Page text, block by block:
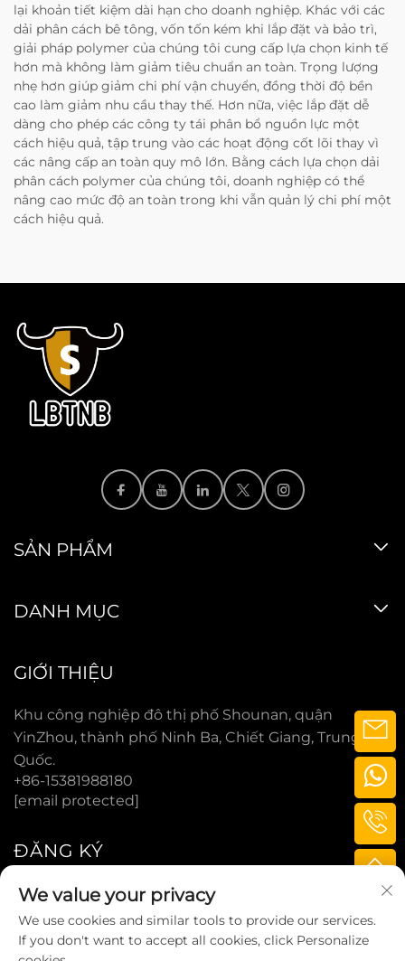
lại khoản tiết kiệm dài hạn cho doanh nghiệp. Khác với các
dải phân cách bê tông, vốn tốn kém khi lắp đặt và bảo trì,
giải pháp polymer của chúng tôi cung cấp lựa chọn kinh tế
hơn mà không làm giảm tiêu chuẩn an toàn. Trọng lượng
nhẹ hơn giúp giảm chi phí vận chuyển, đồng thời độ bền
cao làm giảm nhu cầu thay thế. Hơn nữa, việc lắp đặt dễ
dàng cho phép các công ty tái phân bổ nguồn lực một
cách hiệu quả, tập trung vào các hoạt động cốt lõi thay vì
các nâng cấp an toàn quy mô lớn. Bằng cách lựa chọn dải
phân cách polymer của chúng tôi, doanh nghiệp có thể
nâng cao mức độ an toàn trong khi vẫn quản lý chi phí một
cách hiệu quả.
SẢN PHẨM
DANH MỤC
GIỚI THIỆU
Khu công nghiệp đô thị phố Shounan, quận
YinZhou, thành phố Ninh Ba, Chiết Giang, Trung
Quốc.
+86-15381988180
[email protected]
ĐĂNG KÝ
We value your privacy
We use cookies and similar tools to provide our services.
If you don't want to accept all cookies, click Personalize